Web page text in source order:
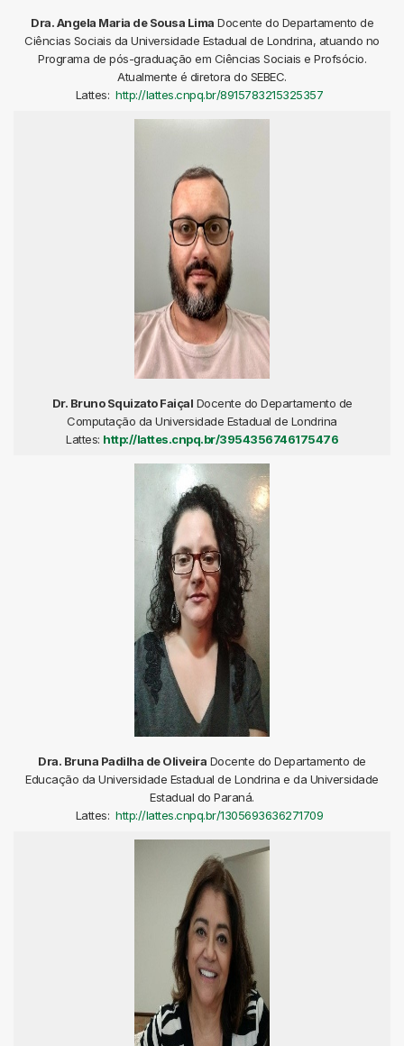
Dra. Angela Maria de Sousa Lima Docente do Departamento de
Ciências Sociais da Universidade Estadual de Londrina, atuando no
Programa de pós-graduação em Ciências Sociais e Profsócio.
Atualmente é diretora do SEBEC.
Lattes:http://lattes.cnpq.br/8915783215325357
Dr. Bruno Squizato Faiçal Docente do Departamento de
Computação da Universidade Estadual de Londrina
Lattes: http://lattes.cnpq.br/3954356746175476
Dra. Bruna Padilha de Oliveira Docente do Departamento de
Educação da Universidade Estadual de Londrina e da Universidade
Estadual do Paraná.
Lattes:http://lattes.cnpq.br/1305693636271709